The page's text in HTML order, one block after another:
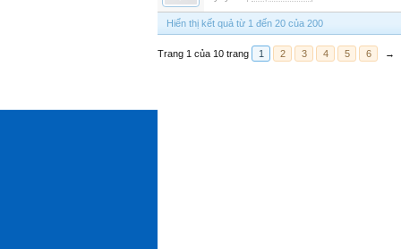
Hiển thị kết quả từ 1 đến 20 của 200
Trang 1 của 10 trang 1 2 3 4 5 6 →